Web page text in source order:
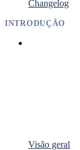
Changelog
INTRODUÇÃO
Visão geral